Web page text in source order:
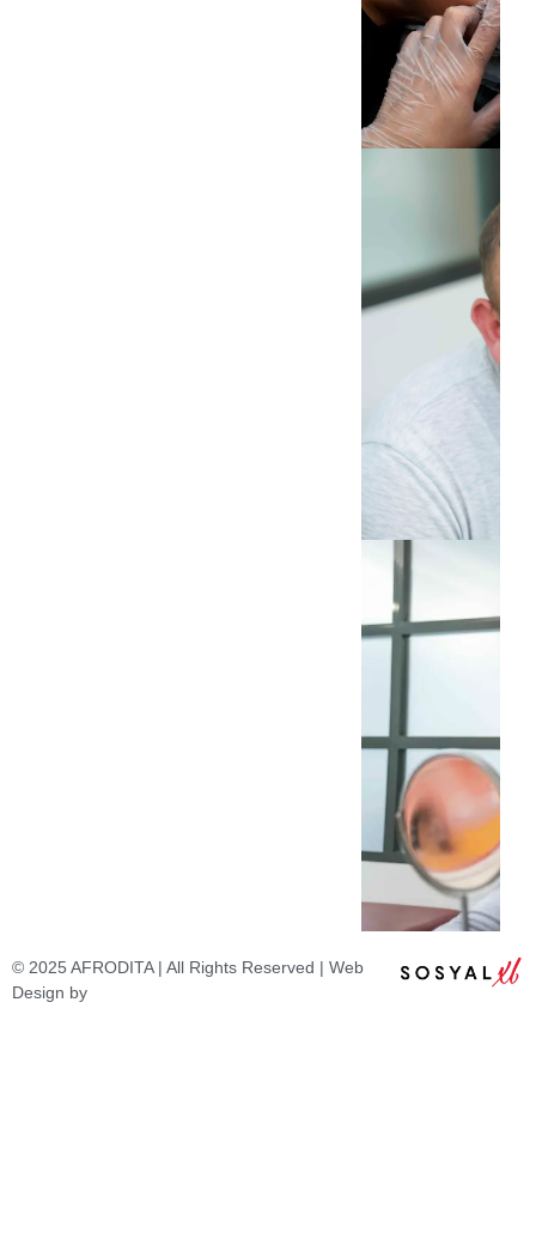
© 2025 AFRODITA | All Rights Reserved | Web
Design by